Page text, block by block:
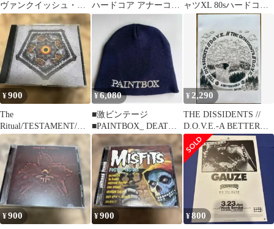
ヴァンクイッシュ・サ
ウンド・エンタープラ
イズ_CD_未開封
ハードコア アナーコパ
ンク アナーキー PUNK
ャツXL 80sハードコア
クラストコア
¥900
The
Ritual/TESTAMENT/ス
ラッシュメタル/デスメ
タル
¥6,080
■激ビンテージ
■PAINTBOX_ DEATH
SIDE_帽子ニット_紺色
_中古
¥ 2,290
THE DISSIDENTS //
D.O.V.E.-A BETTER〜
(CD)
¥900 ¥900 ¥800